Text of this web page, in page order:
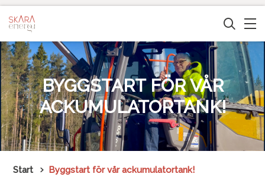
BYGGSTART FÖR VÅR
ACKUMULATORTANK!
Start Byggstart för vår ackumulatortank!